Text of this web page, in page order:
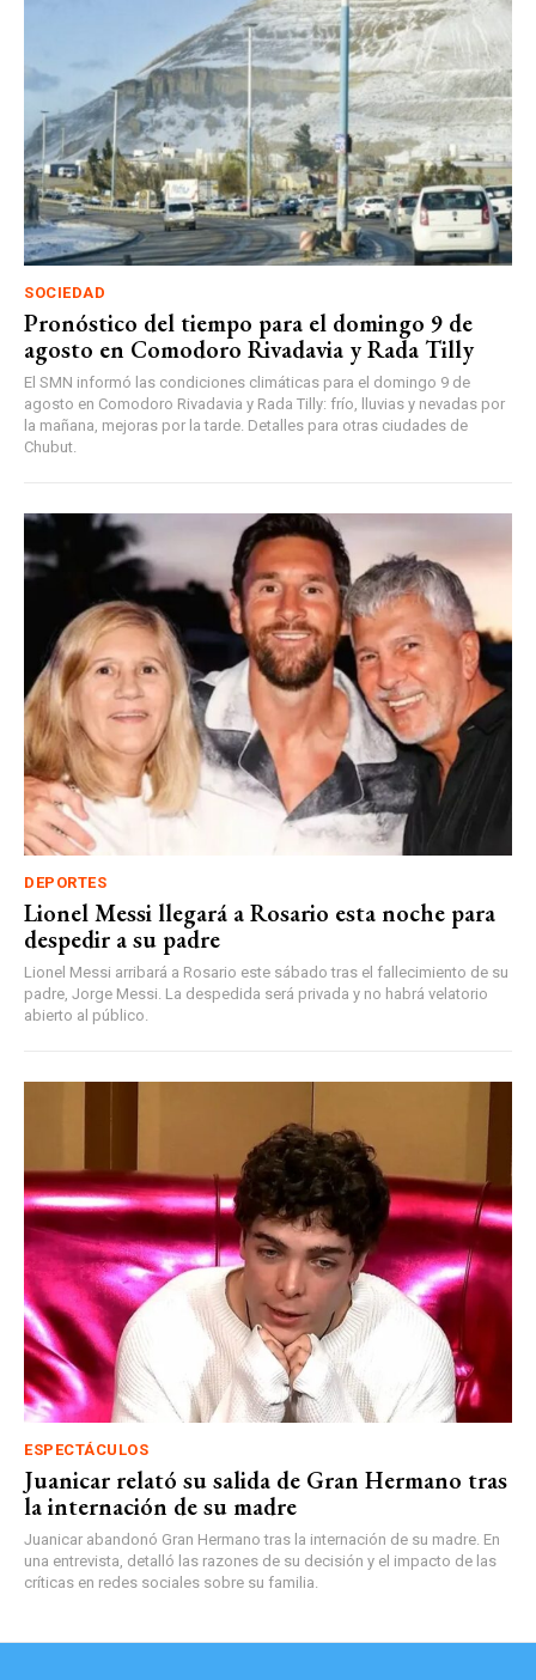
SOCIEDAD
Pronóstico del tiempo para el domingo 9 de
agosto en Comodoro Rivadavia y Rada Tilly
El SMN informó las condiciones climáticas para el domingo 9 de
agosto en Comodoro Rivadavia y Rada Tilly: frío, lluvias y nevadas por
la mañana, mejoras por la tarde. Detalles para otras ciudades de
Chubut.
DEPORTES
Lionel Messi llegará a Rosario esta noche para
despedir a su padre
Lionel Messi arribará a Rosario este sábado tras el fallecimiento de su
padre, Jorge Messi. La despedida será privada y no habrá velatorio
abierto al público.
ESPECTÁCULOS
Juanicar relató su salida de Gran Hermano tras
la internación de su madre
Juanicar abandonó Gran Hermano tras la internación de su madre. En
una entrevista, detalló las razones de su decisión y el impacto de las
críticas en redes sociales sobre su familia.